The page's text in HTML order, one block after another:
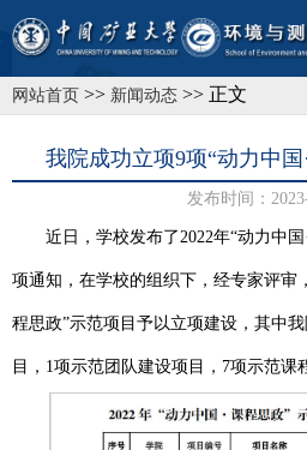
网站首页 >> 新闻动态 >> 正文
我院成功立项9项“动力中
发布时间：
近日，学校发布了2022年“动力中
项通知，在学校的组织下，经专家评审
程思政”示范项目予以立项建设，其中
目，1项示范团队建设项目，7项示范课